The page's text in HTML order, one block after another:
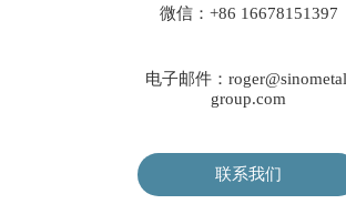
微信：+86 16678151397
电子邮件：
group.com
联系我们